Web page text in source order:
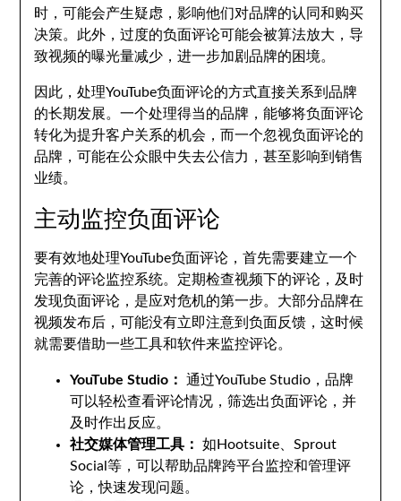
时，可能会产生疑虑，影响他们对品牌的认同和购买
决策。此外，过度的负面评论可能会被算法放大，导
致视频的曝光量减少，进一步加剧品牌的困境。
因此，处理YouTube负面评论的方式直接关系到品牌
的长期发展。一个处理得当的品牌，能够将负面评论
转化为提升客户关系的机会，而一个忽视负面评论的
品牌，可能在公众眼中失去公信力，甚至影响到销售
业绩。
主动监控负面评论
要有效地处理YouTube负面评论，首先需要建立一个
完善的评论监控系统。定期检查视频下的评论，及时
发现负面评论，是应对危机的第一步。大部分品牌在
视频发布后，可能没有立即注意到负面反馈，这时候
就需要借助一些工具和软件来监控评论。
YouTube Studio：
通过YouTube Studio，品牌
可以轻松查看评论情况，筛选出负面评论，并
及时作出反应。
社交媒体管理工具：
如Hootsuite、Sprout
Social等，可以帮助品牌跨平台监控和管理评
论，快速发现问题。